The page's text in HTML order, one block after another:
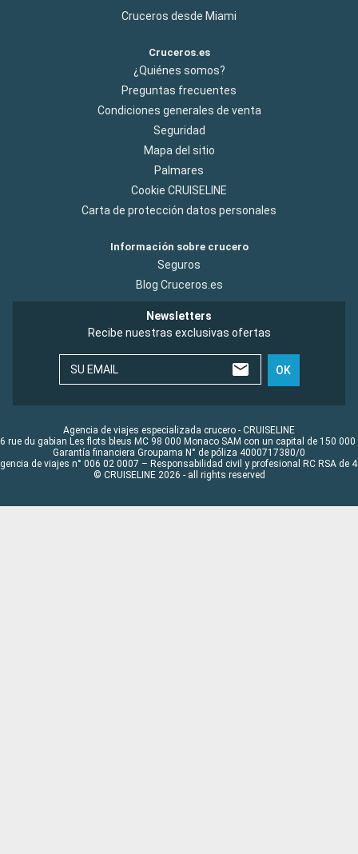
Cruceros desde Miami
Cruceros.es
¿Quiénes somos?
Preguntas frecuentes
Condiciones generales de venta
Seguridad
Mapa del sitio
Palmares
Cookie CRUISELINE
Carta de protección datos personales
Información sobre crucero
Seguros
Blog Cruceros.es
Newsletters
Recibe nuestras exclusivas ofertas
SU EMAIL OK
Agencia de viajes especializada crucero - CRUISELINE
rue du gabian Les flots bleus MC 98 000 Monaco SAM con un capital de 150 000
Garantía financiera Groupama N° de póliza 4000717380/0
de viajes n° 006 02 0007 – Responsabilidad civil y profesional RC RSA de
© CRUISELINE 2026 - all rights reserved